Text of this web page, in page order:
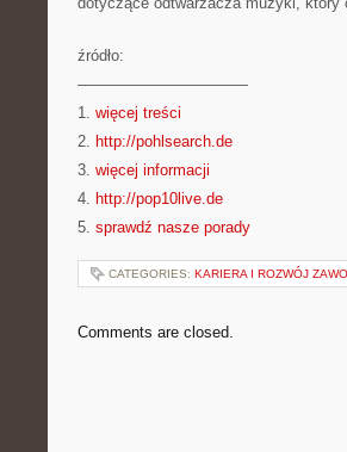
źródło:
———————————
1. więcej treści
2. http://pohlsearch.de
3. więcej informacji
4. http://pop10live.de
5. sprawdź nasze porady
CATEGORIES: KARIERA I ROZWÓJ
Comments are closed.